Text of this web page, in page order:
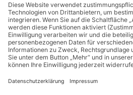
zurück
Andere Seiten Datenschutzerklärung